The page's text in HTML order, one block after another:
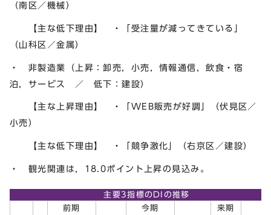
（南区／機械）
【主な低下理由】 ・「受注量が減ってきている」
（山科区／金属）
・ 非製造業（上昇：卸売，小売，情報通信，飲食・宿
泊，サービス ／ 低下：建設）
【主な上昇理由】 ・「WEB販売が好調」（伏見区／
小売）
【主な低下理由】 ・「競争激化」（右京区／建設）
・ 観光関連は，18.0ポイント上昇の見込み。
主要3指標のDIの推移
前期
今期
来期